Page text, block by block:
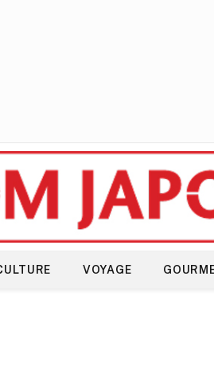
VOYAGE